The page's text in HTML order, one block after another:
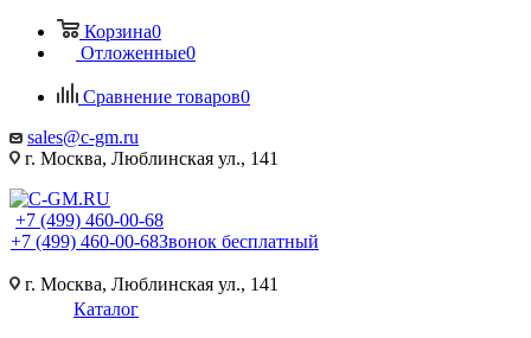
Корзина0
Отложенные0
Сравнение товаров0
sales@c-gm.ru
г. Москва, Люблинская ул., 141
+7 (499) 460-00-68
+7 (499) 460-00-68Звонок бесплатный
г. Москва, Люблинская ул., 141
Каталог